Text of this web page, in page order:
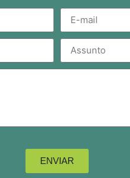
ENVIAR